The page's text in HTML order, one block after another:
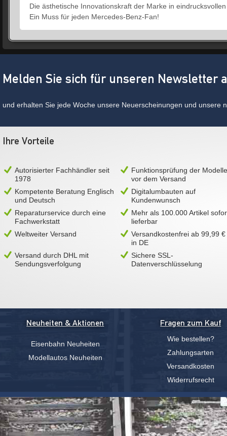
Die ästhetische Innovationskraft der Marke in
Ein Muss für jeden Mercedes-Benz-Fan!
Melden Sie sich für unseren Newsletter
und erhalten Sie jede Woche unsere Neuerscheinungen und unsere
Ihre Vorteile
Autorisierter Fachhändler seit
1978
Funktionsprüfung der Modelle
vor dem Versand
Kompetente Beratung Englisch
und Deutsch
Digitalumbauten auf
Kundenwunsch
Reparaturservice durch eine
Fachwerkstatt
Mehr als 100.000 Artikel
lieferbar
Weltweiter Versand
Versandkostenfrei ab 99,99 €
in DE
Versand durch DHL mit
Sendungsverfolgung
Sichere SSL-
Datenverschlüsselung
Neuheiten & Aktionen
Eisenbahn Neuheiten
Modellautos Neuheiten
Fragen zum Kauf
Wie bestellen?
Zahlungsarten
Versandkosten
Widerrufsrecht